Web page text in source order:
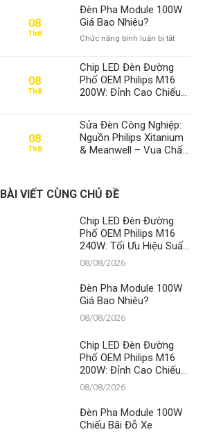
Đạt LED
08
Th8
Đèn Pha Module 100W
Giá Bao Nhiêu?
Chức năng bình luận bị tắtở
100W
Giá
08
Th8
Chip LED Đèn Đường
Phố OEM Philips M16
200W: Đỉnh Cao Chiếu
Thời Gian – Thành Đạt
LED
08
Th8
Sửa Đèn Công Nghiệp:
Nguồn Philips Xitanium
& Meanwell – Vua Chất
Đạt LED
BÀI VIẾT CÙNG CHỦ ĐỀ
Chip LED Đèn Đường
Phố OEM Philips M16
240W: Tối Ưu Hiệu Suất,
Vững Bền Bất Chấp Thời
Gian – Đẳng Cấp Số 1
Từ Thành Đạt LED
08/08/2026
Đèn Pha Module 100W
Giá Bao Nhiêu?
08/08/2026
Chip LED Đèn Đường
Phố OEM Philips M16
200W: Đỉnh Cao Chiếu
Sáng, Bền Vững Cùng
Thời Gian – Thành Đạt
LED
08/08/2026
Đèn Pha Module 100W
Chiếu Bãi Đỗ Xe